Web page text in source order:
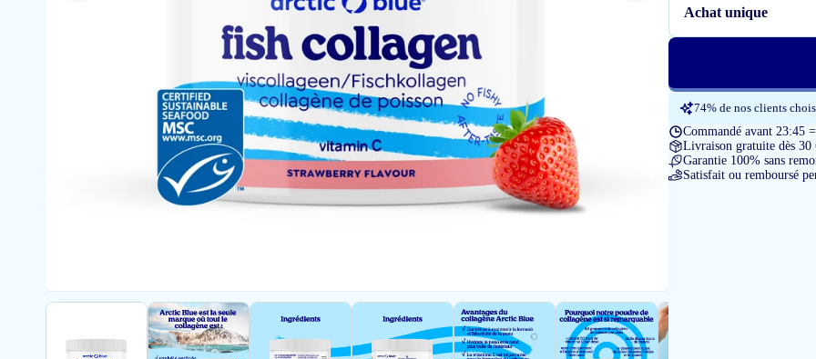
Achat unique
74% de nos clients
Commandé avant 23:45
Livraison gratuite dès 30
Garantie 100% sans
Satisfait ou remboursé